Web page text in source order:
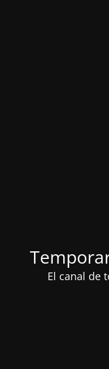
El canal de